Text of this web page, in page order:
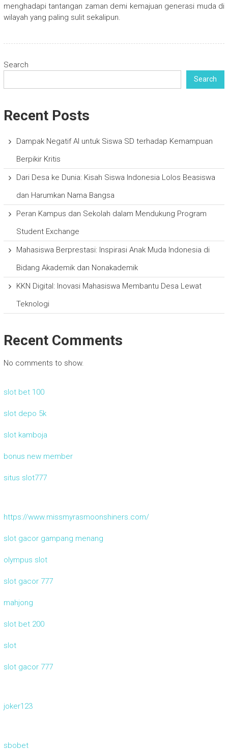
menghadapi tantangan zaman demi kemajuan generasi muda di
wilayah yang paling sulit sekalipun.
Search
Search
Recent Posts
Dampak Negatif AI untuk Siswa SD terhadap Kemampuan
Berpikir Kritis
Dari Desa ke Dunia: Kisah Siswa Indonesia Lolos Beasiswa
dan Harumkan Nama Bangsa
Peran Kampus dan Sekolah dalam Mendukung Program
Student Exchange
Mahasiswa Berprestasi: Inspirasi Anak Muda Indonesia di
Bidang Akademik dan Nonakademik
KKN Digital: Inovasi Mahasiswa Membantu Desa Lewat
Teknologi
Recent Comments
No comments to show.
slot bet 100
slot depo 5k
slot kamboja
bonus new member
situs slot777
https://www.missmyrasmoonshiners.com/
slot gacor gampang menang
olympus slot
slot gacor 777
mahjong
slot bet 200
slot
slot gacor 777
joker123
sbobet